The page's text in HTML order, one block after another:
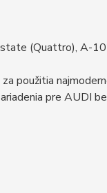
(Quattro), A-
použitia
pre AUDI